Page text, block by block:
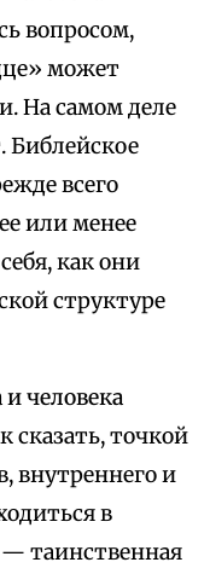
вопросом,
может
На самом деле
Библейское
всего
или менее
как они
структуре
человека
сказать, точкой
внутреннего и
в
таинственная